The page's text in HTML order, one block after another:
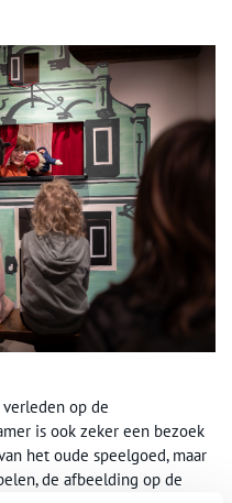
op de
is ook zeker een bezoek
het oude speelgoed, maar
de afbeelding op de